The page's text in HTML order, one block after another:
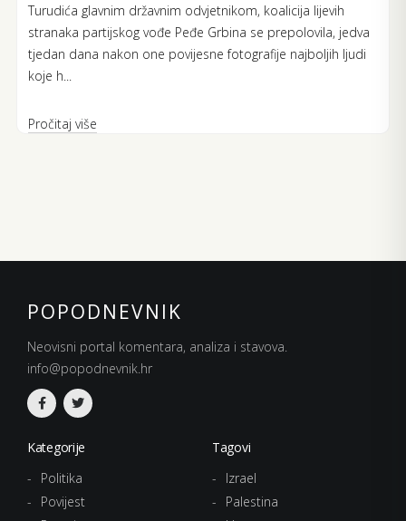
Turudića glavnim državnim odvjetnikom, koalicija lijevih
stranaka partijskog vođe Peđe Grbina se prepolovila, jedva
tjedan dana nakon one povijesne fotografije najboljih ljudi
koje h...
Pročitaj više
POPODNEVNIK
Neovisni portal komentara, analiza i stavova.
info@popodnevnik.hr
Kategorije
Politika
Povijest
Tagovi
Izrael
Palestina